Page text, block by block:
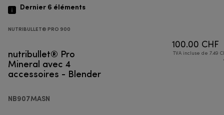
Dernier 6 éléments
NUTRIBULLET® PRO 900
nutribullet® Pro
Mineral avec 4
accessoires - Blender
NB907MASN
100.00 CHF
TVA incluse de 7.49